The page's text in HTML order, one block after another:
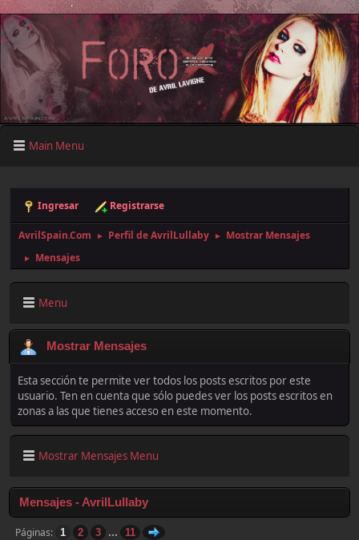
Main Menu
Ingresar Registrarse
AvrilSpain.Com ► Perfil de AvrilLullaby ► Mostrar Mensajes
► Mensajes
Menu
Mostrar Mensajes
Esta sección te permite ver todos los posts escritos por este
usuario. Ten en cuenta que sólo puedes ver los posts escritos en
zonas a las que tienes acceso en este momento.
Mostrar Mensajes Menu
Mensajes - AvrilLullaby
Páginas 1 2 3 ... 11